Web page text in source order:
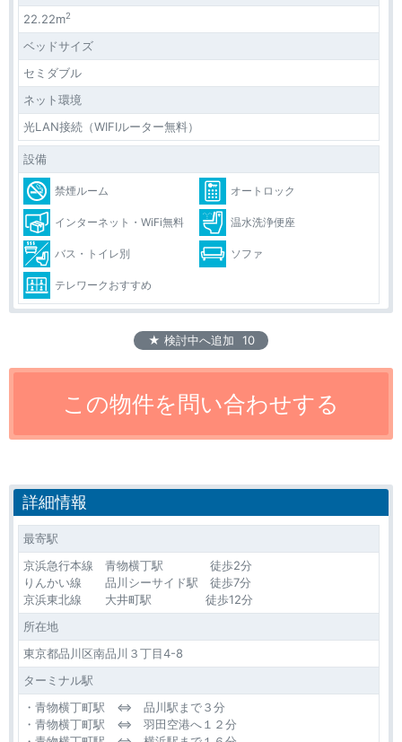
22.22m2
ベッドサイズ
セミダブル
ネット環境
光LAN接続（WIFIルーター無料）
設備
禁煙ルーム オートロック
インターネット・WiFi無料 温水洗浄便座
バス・トイレ別 ソファ
テレワークおすすめ
★ 検討中へ追加 10
詳細情報
最寄駅
京浜急行本線 青物横丁駅 徒歩2分
りんかい線 品川シーサイド駅 徒歩7分
京浜東北線 大井町駅 徒歩12分
所在地
東京都品川区南品川３丁目4-8
ターミナル駅
・青物横丁町駅 ⇔ 品川駅まで３分
・青物横丁町駅 ⇔ 羽田空港へ１２分